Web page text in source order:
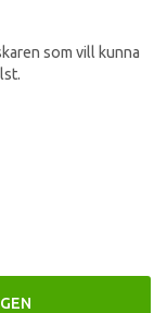
som vill kunna